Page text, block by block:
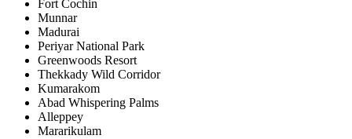
Fort Cochin
Munnar
Madurai
Periyar National Park
Greenwoods Resort
Thekkady Wild Corridor
Kumarakom
Abad Whispering Palms
Alleppey
Mararikulam